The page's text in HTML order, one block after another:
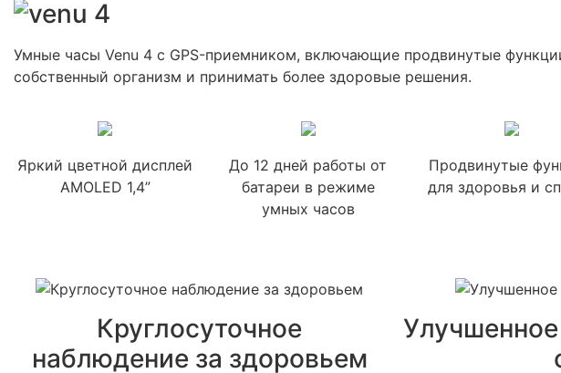
Умные часы Venu 4 с GPS-приемником, включающие продвинутые
собственный организм и принимать более здоровые решения.
Яркий цветной дисплей
AMOLED 1,4”
До 12 дней работы от
батареи в режиме
умных часов
Продвинутые
для здоровья и
Круглосуточное
наблюдение за здоровьем